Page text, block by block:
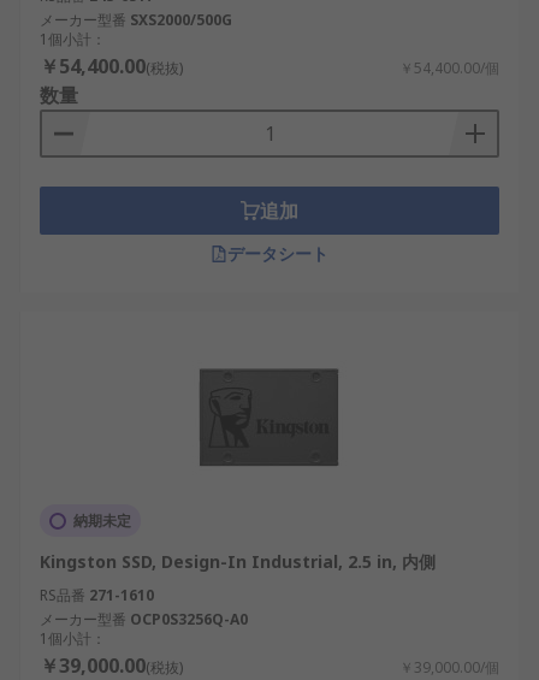
メーカー型番 SXS2000/500G
1個小計：
￥54,400.00(税抜) ￥54,400.00/個
数量
追加
データシート
納期未定
Kingston SSD, Design-In Industrial, 2.5 in, 内側
RS品番 271-1610
メーカー型番 OCP0S3256Q-A0
1個小計：
￥39,000.00(税抜) ￥39,000.00/個